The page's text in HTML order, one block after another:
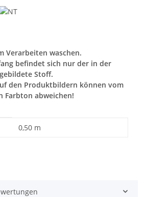
Verarbeiten waschen.
befindet sich nur der in der
Stoff.
den Produktbildern können vom
Farbton abweichen!
0,50 m